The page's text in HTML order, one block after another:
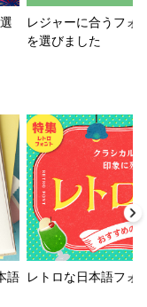
レジャーに合うフォ
を選びました
語
レトロな日本語フォ